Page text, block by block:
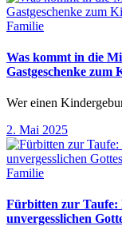
Familie
Was kommt in die
Gastgeschenke zum
Wer einen
2. Mai 2025
Familie
Fürbitten zur Taufe:
unvergesslichen